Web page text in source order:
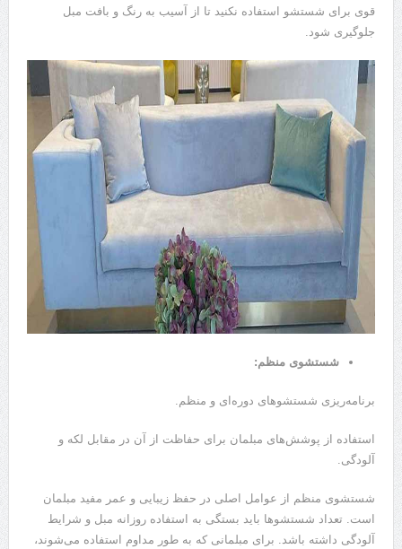
قوی برای شستشو استفاده نکنید تا از آسیب به رنگ و بافت مبل
جلوگیری شود.
شستشوی منظم:
برنامه‌ریزی شستشوهای دوره‌ای و منظم.
استفاده از پوشش‌های مبلمان برای حفاظت از آن در مقابل لکه و
آلودگی.
شستشوی منظم از عوامل اصلی در حفظ زیبایی و عمر مفید مبلمان
است. تعداد شستشوها باید بستگی به استفاده روزانه مبل و شرایط
آلودگی داشته باشد. برای مبلمانی که به طور مداوم استفاده می‌شوند،